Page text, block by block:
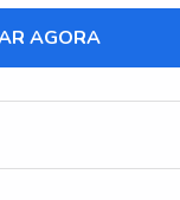
AGORA